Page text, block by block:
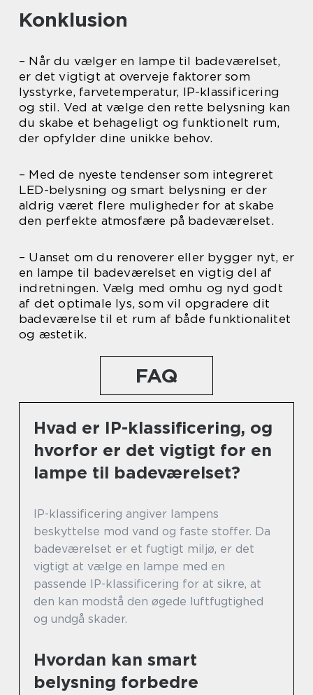
Konklusion
– Når du vælger en lampe til badeværelset,
er det vigtigt at overveje faktorer som
lysstyrke, farvetemperatur, IP-klassificering
og stil. Ved at vælge den rette belysning kan
du skabe et behageligt og funktionelt rum,
der opfylder dine unikke behov.
– Med de nyeste tendenser som integreret
LED-belysning og smart belysning er der
aldrig været flere muligheder for at skabe
den perfekte atmosfære på badeværelset.
– Uanset om du renoverer eller bygger nyt, er
en lampe til badeværelset en vigtig del af
indretningen. Vælg med omhu og nyd godt
af det optimale lys, som vil opgradere dit
badeværelse til et rum af både funktionalitet
og æstetik.
FAQ
Hvad er IP-klassificering, og
hvorfor er det vigtigt for en
lampe til badeværelset?
IP-klassificering angiver lampens
beskyttelse mod vand og faste stoffer. Da
badeværelset er et fugtigt miljø, er det
vigtigt at vælge en lampe med en
passende IP-klassificering for at sikre, at
den kan modstå den øgede luftfugtighed
og undgå skader.
Hvordan kan smart
belysning forbedre